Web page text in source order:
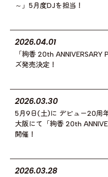
～」5月度DJを担当！
2026.04.01
「絢香 20th ANNIVERSARY
ズ発売決定！
2026.03.30
5月9日(土)に デビュー20周
大阪にて「絢香 20th
開催！
2026.03.28